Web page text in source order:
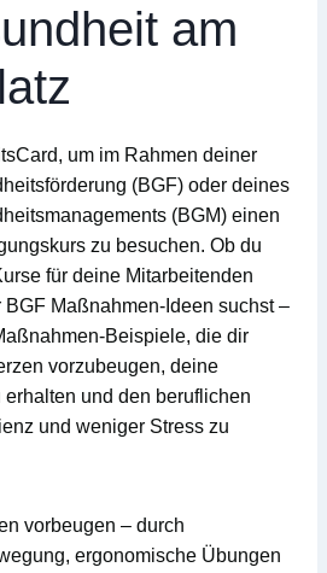
am
um im Rahmen deiner
(BGF) oder deines
(BGM) einen
zu besuchen. Ob du
für deine Mitarbeitenden
BGF Maßnahmen-Ideen suchst –
Beispiele, die dir
vorzubeugen, deine
erhalten und den beruflichen
und weniger Stress zu
vorbeugen – durch
ergonomische Übungen